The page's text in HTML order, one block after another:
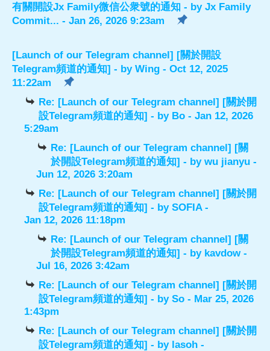
有關開設Jx Family微信公衆號的通知 - by Jx Family
Commit... - Jan 26, 2026 9:23am
[Launch of our Telegram channel] [關於開設
Telegram頻道的通知] - by Wing - Oct 12, 2025
11:22am
Re: [Launch of our Telegram channel] [關於開
設Telegram頻道的通知] - by Bo - Jan 12, 2026
5:29am
Re: [Launch of our Telegram channel] [關
於開設Telegram頻道的通知] - bywu jianyu -
Jun 12, 2026 3:20am
Re: [Launch of our Telegram channel] [關於開
設Telegram頻道的通知] - bySOFIA-
Jan 12, 2026 11:18pm
Re: [Launch of our Telegram channel] [關
於開設Telegram頻道的通知] - by kavdow-
Jul 16, 2026 3:42am
Re: [Launch of our Telegram channel] [關於開
設Telegram頻道的通知] - bySo - Mar 25, 2026
1:43pm
Re: [Launch of our Telegram channel] [關於開
設Telegram頻道的通知] - by lasoh -